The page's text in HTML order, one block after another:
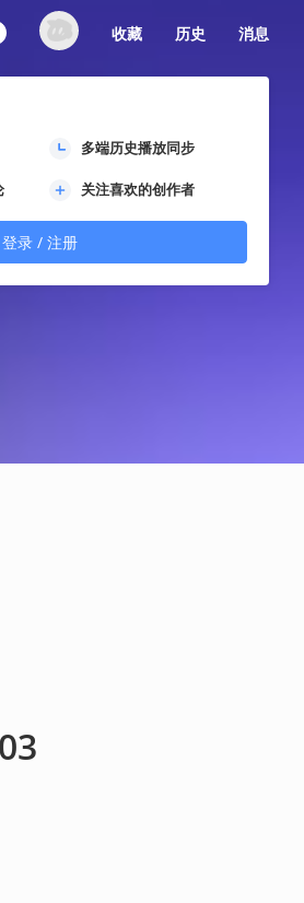
多端历史播放同步
关注喜欢的创作者
登录 / 注册
收藏 历史 消息